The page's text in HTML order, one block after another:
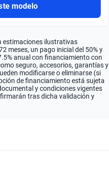
modelo
estimaciones ilustrativas
meses, un pago inicial del 50% y
anual con financiamiento con
seguro, accesorios, garantías y
modificarse o eliminarse (si
de financiamiento está sujeta
y condiciones vigentes
tras dicha validación y